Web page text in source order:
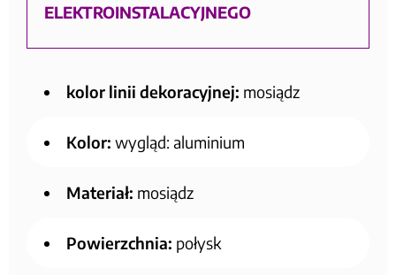
ELEKTROINSTALACYJNEGO
kolor linii dekoracyjnej: mosiądz
Kolor: wygląd: aluminium
Materiał: mosiądz
Powierzchnia: połysk